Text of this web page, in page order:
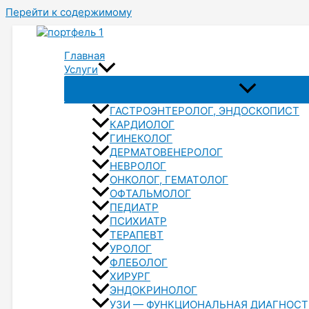
Перейти к содержимому
Главная
Услуги
ГАСТРОЭНТЕРОЛОГ, ЭНДОСКОПИСТ
КАРДИОЛОГ
ГИНЕКОЛОГ
ДЕРМАТОВЕНЕРОЛОГ
НЕВРОЛОГ
ОНКОЛОГ, ГЕМАТОЛОГ
ОФТАЛЬМОЛОГ
ПЕДИАТР
ПСИХИАТР
ТЕРАПЕВТ
УРОЛОГ
ФЛЕБОЛОГ
ХИРУРГ
ЭНДОКРИНОЛОГ
УЗИ — ФУНКЦИОНАЛЬНАЯ